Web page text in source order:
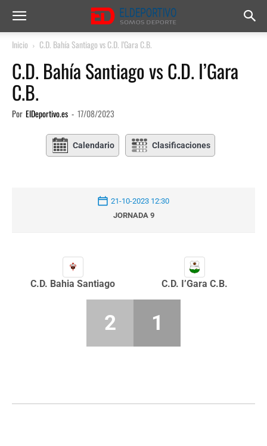
Inicio C.D. Bahía Santiago vs C.D. I’Gara C.B.
C.D. Bahía Santiago vs C.D. I’Gara
C.B.
Por ElDeportivo.es - 17/08/2023
Calendario Clasificaciones
21-10-2023 12:30
JORNADA 9
C.D. Bahia Santiago C.D. I’Gara C.B.
2 1